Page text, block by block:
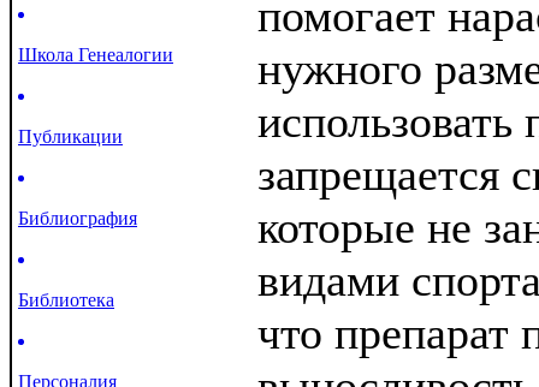
Школа Генеалогии
Публикации
Библиография
Библиотека
Персоналия
помогает
нужного
использовать
запрещается
которые не
видами
что препарат